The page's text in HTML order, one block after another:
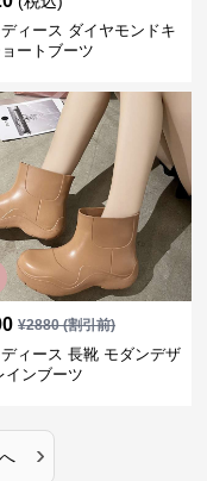
ィース ダイヤモンドキ
ートブーツ
¥2880(割引前)
ィース 長靴 モダンデザ
インブーツ
›